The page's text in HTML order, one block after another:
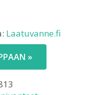
Laatuvanne.fi
»